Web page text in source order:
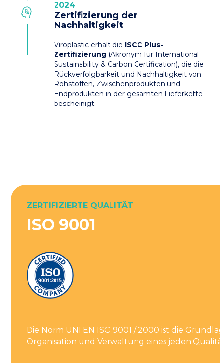
2024
Zertifizierung der
Nachhaltigkeit
Viroplastic erhält die ISCC Plus-
Zertifizierung (Akronym für International
Sustainability & Carbon Certification), die die
Rückverfolgbarkeit und Nachhaltigkeit von
Rohstoffen, Zwischenprodukten und
Endprodukten in der gesamten Lieferkette
bescheinigt.
ZERTIFIZIERTE QUALITÄT
ISO 9001
Die Norm UNI EN ISO 9001 / 2000 ist die
Organisation und Verwaltung eines jeden